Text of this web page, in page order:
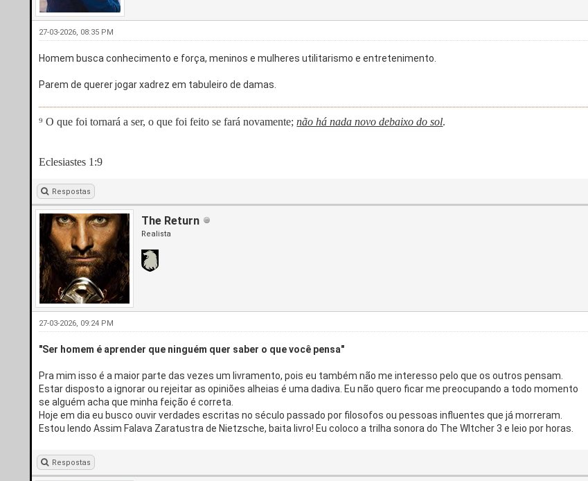
27-03-2026, 08:35 PM
Homem busca conhecimento e força, meninos e mulheres utilitarismo e entretenimento.
Parem de querer jogar xadrez em tabuleiro de damas.
⁹ O que foi tornará a ser, o que foi feito se fará novamente;não há nada novo debaixo do sol.
Eclesiastes 1:9
Respostas
The Return
Realista
27-03-2026, 09:24 PM
"Ser homem é aprender que ninguém quer saber o que você pensa"
Pra mim isso é a maior parte das vezes um livramento, pois eu também não me interesso pelo que os outros pensam.
Estar disposto a ignorar ou rejeitar as opiniões alheias é uma dadiva. Eu não quero ficar me preocupando a todo momento
se alguém acha que minha feição é correta.
Hoje em dia eu busco ouvir verdades escritas no século passado por filosofos ou pessoas influentes que já morreram.
Estou lendo Assim Falava Zaratustra de Nietzsche, baita livro! Eu coloco a trilha sonora do The WItcher 3 e leio por horas.
Respostas